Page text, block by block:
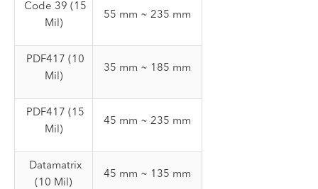
Code 39 (15
Mil)
55 mm ~ 235 mm
PDF417 (10
Mil)
35 mm ~ 185 mm
PDF417 (15
Mil)
45 mm ~ 235 mm
Datamatrix
(10 Mil)
45 mm ~ 135 mm